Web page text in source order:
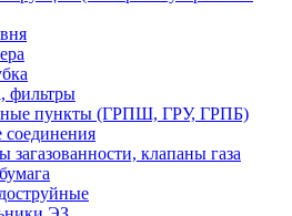
фильтры
пункты (ГРПШ, ГРУ, ГРПБ)
загазованности, клапаны газа